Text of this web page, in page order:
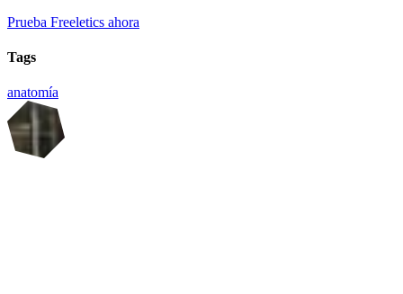
Prueba Freeletics ahora
Tags
anatomía